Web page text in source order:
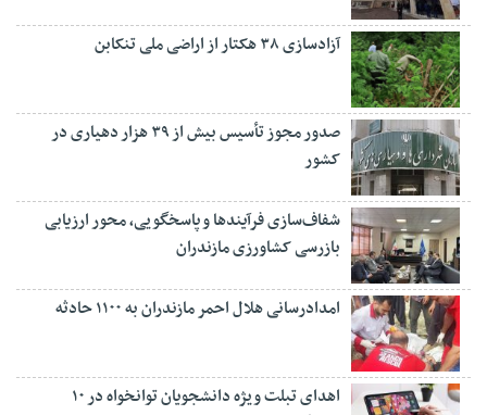
آزادسازی ۳۸ هکتار از اراضی ملی تنکابن
صدور مجوز تأسیس بیش از ۳۹ هزار دهیاری در
کشور
شفاف‌سازی فرآیند‌ها و پاسخگویی، محور ارزیابی
بازرسی کشاورزی مازندران
امدادرسانی هلال احمر مازندران به ۱۱۰۰ حادثه
اهدای تبلت ویژه دانشجویان توانخواه در ۱۰